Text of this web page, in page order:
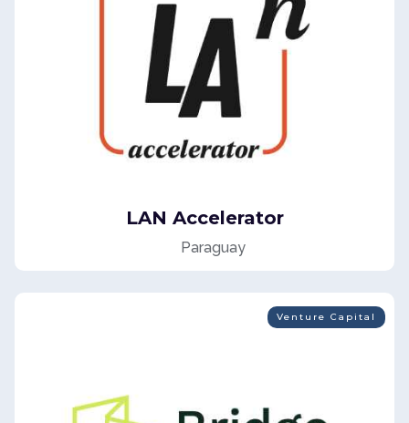
LAN Accelerator
Paraguay
Venture Capital